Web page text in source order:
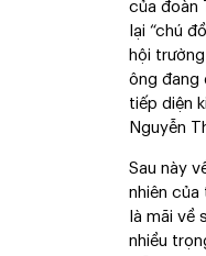
của đoàn
lại “chú
hội
ông đang
tiếp diện
Nguyễn
Sau này
nhiên
là mãi về
nhiều